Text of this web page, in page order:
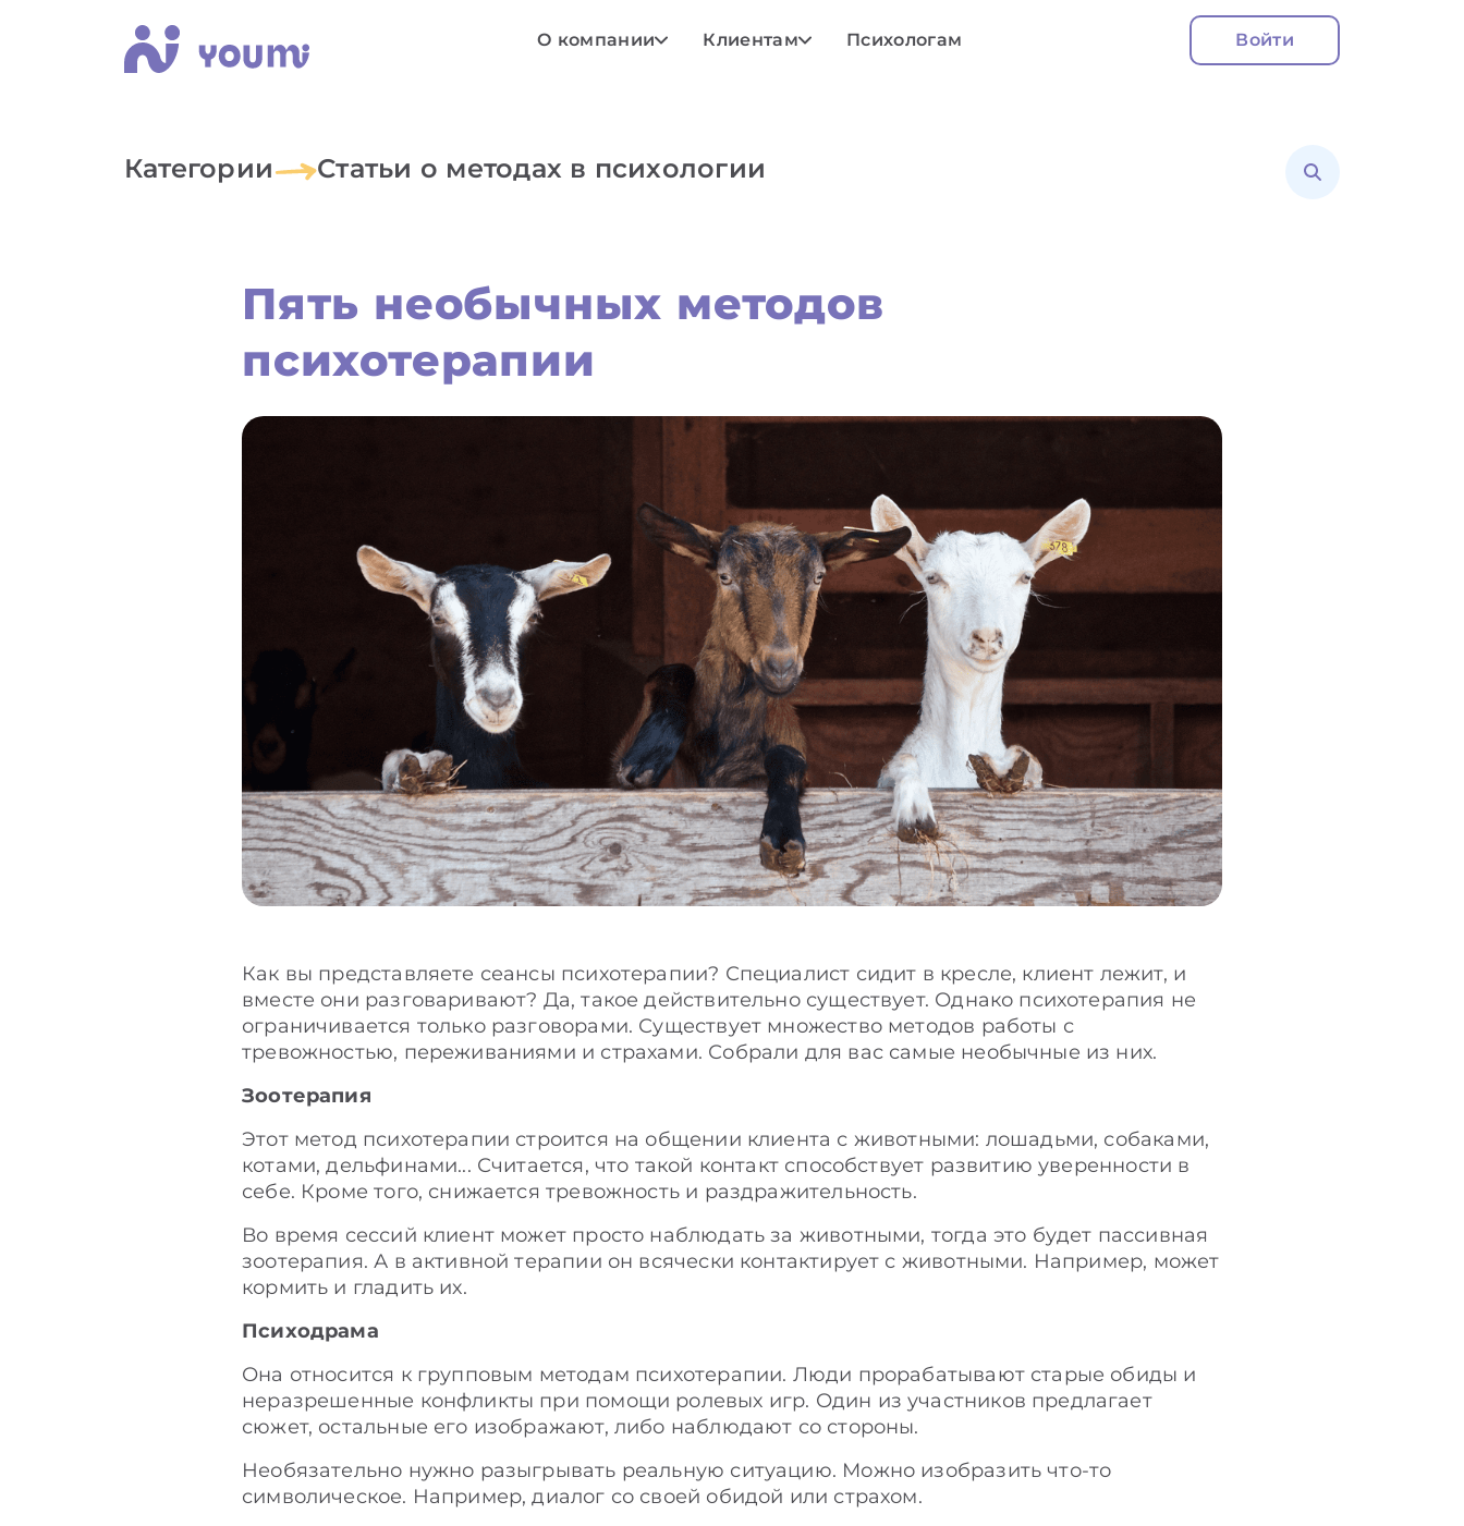
О компании Клиентам Психологам Войти
Категории Статьи о методах в психологии
Пять необычных методов
психотерапии
Как вы представляете сеансы психотерапии? Специалист сидит в кресле, клиент лежит, и
вместе они разговаривают? Да, такое действительно существует. Однако психотерапия не
ограничивается только разговорами. Существует множество методов работы с
тревожностью, переживаниями и страхами. Собрали для вас самые необычные из них.
Зоотерапия
Этот метод психотерапии строится на общении клиента с животными: лошадьми, собаками,
котами, дельфинами... Считается, что такой контакт способствует развитию уверенности в
себе. Кроме того, снижается тревожность и раздражительность.
Во время сессий клиент может просто наблюдать за животными, тогда это будет пассивная
зоотерапия. А в активной терапии он всячески контактирует с животными. Например, может
кормить и гладить их.
Психодрама
Она относится к групповым методам психотерапии. Люди прорабатывают старые обиды и
неразрешенные конфликты при помощи ролевых игр. Один из участников предлагает
сюжет, остальные его изображают, либо наблюдают со стороны.
Необязательно нужно разыгрывать реальную ситуацию. Можно изобразить что-то
символическое. Например, диалог со своей обидой или страхом.